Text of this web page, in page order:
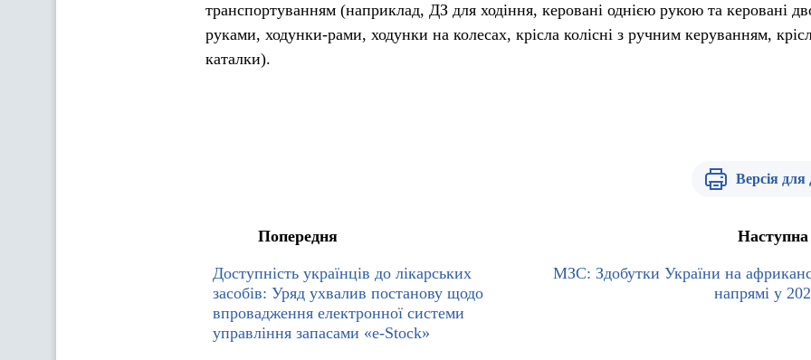
транспортуванням (наприклад, ДЗ для ходіння, керовані однією рукою та керовані
руками, ходунки-рами, ходунки на колесах, крісла колісні з ручним керуванням,
каталки).
Версія для
Попередня
Доступність українців до лікарських
засобів: Уряд ухвалив постанову щодо
впровадження електронної системи
управління запасами «e-Stock»
Наступна
МЗС: Здобутки України на
напрямі у